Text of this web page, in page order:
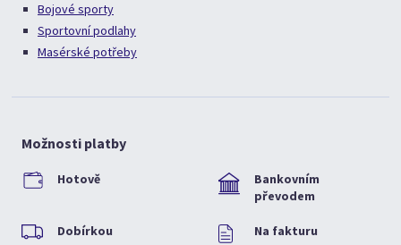
Bojové sporty
Sportovní podlahy
Masérské potřeby
Možnosti platby
Hotově
Bankovním
převodem
Dobírkou Na fakturu